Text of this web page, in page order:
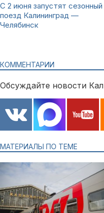
С 2 июня запустят сезонный
поезд Калининград —
Челябинск
КОММЕНТАРИИ
Обсуждайте новости
МАТЕРИАЛЫ ПО ТЕМЕ